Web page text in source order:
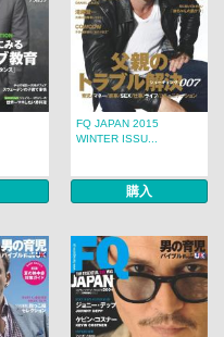
FQ JAPAN 2015
WINTER ISSU...
購入